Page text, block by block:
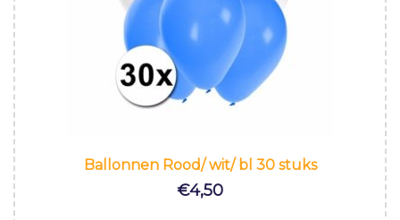
Ballonnen Rood/ wit/ bl 30 stuks
€4,50